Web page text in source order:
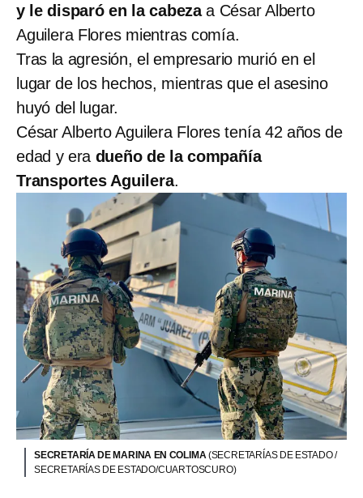
y le disparó en la cabezaa César Alberto
Aguilera Flores mientras comía.
Tras la agresión, el empresario murió en el
lugar de los hechos, mientras que el asesino
huyó del lugar.
César Alberto Aguilera Flores tenía 42 años de
edad y era dueño de la compañía
Transportes Aguilera.
SECRETARÍA DE MARINA EN COLIMA(SECRETARÍAS DE ESTADO /
SECRETARÍAS DE ESTADO/CUARTOSCURO)